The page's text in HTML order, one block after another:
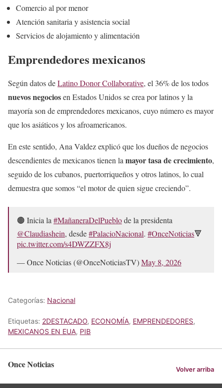
Comercio al por menor
Atención sanitaria y asistencia social
Servicios de alojamiento y alimentación
Emprendedores mexicanos
Según datos deLatino Donor Collaborative, el 36% de los todos
nuevos negociosen Estados Unidos se crea por latinos y la
mayoría son de emprendedores mexicanos, cuyo número es mayor
que los asiáticos y los afroamericanos.
En este sentido, Ana Valdez explicó que los dueños de negocios
descendientes de mexicanos tienen la mayor tasa de crecimiento,
seguido de los cubanos, puertorriqueños y otros latinos, lo cual
demuestra que somos “el motor de quien sigue creciendo”.
🟤 Inicia la #MañaneraDelPueblode la presidenta
@Claudiashein, desde#PalacioNacional. #OnceNoticias🔻
pic.twitter.com/s4DWZZFX8j
— Once Noticias (@OnceNoticiasTV)May 8, 2026
Categorías: Nacional
Etiquetas: 2DESTACADO, ECONOMÍA, EMPRENDEDORES,
MEXICANOS EN EUA, PIB
Once Noticias Volver arriba